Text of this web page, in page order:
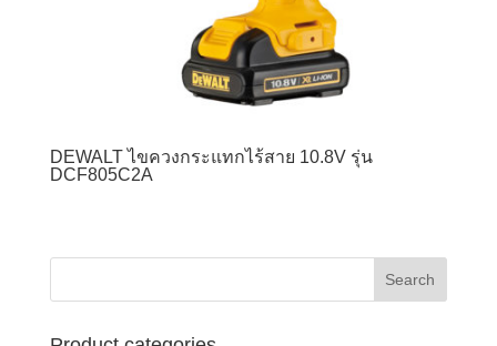
DEWALT ไขควงกระแทกไร้สาย 10.8V รุ่น
DCF805C2A